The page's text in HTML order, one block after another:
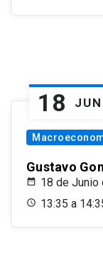
18 JUN
Gustavo
18 de Junio
13:35 a